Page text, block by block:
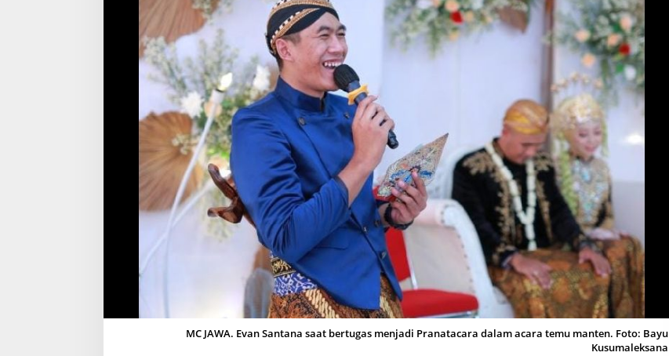
A
R
I
,
E
V
N
T
A
N
T
E
MC JAWA. Evan Santana saat bertugas menjadi Pranatacara dalam acara temu manten. Foto: Bayu
Kusumaleksana